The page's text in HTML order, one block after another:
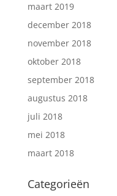
maart 2019
december 2018
november 2018
oktober 2018
september 2018
augustus 2018
juli 2018
mei 2018
maart 2018
Categorieën